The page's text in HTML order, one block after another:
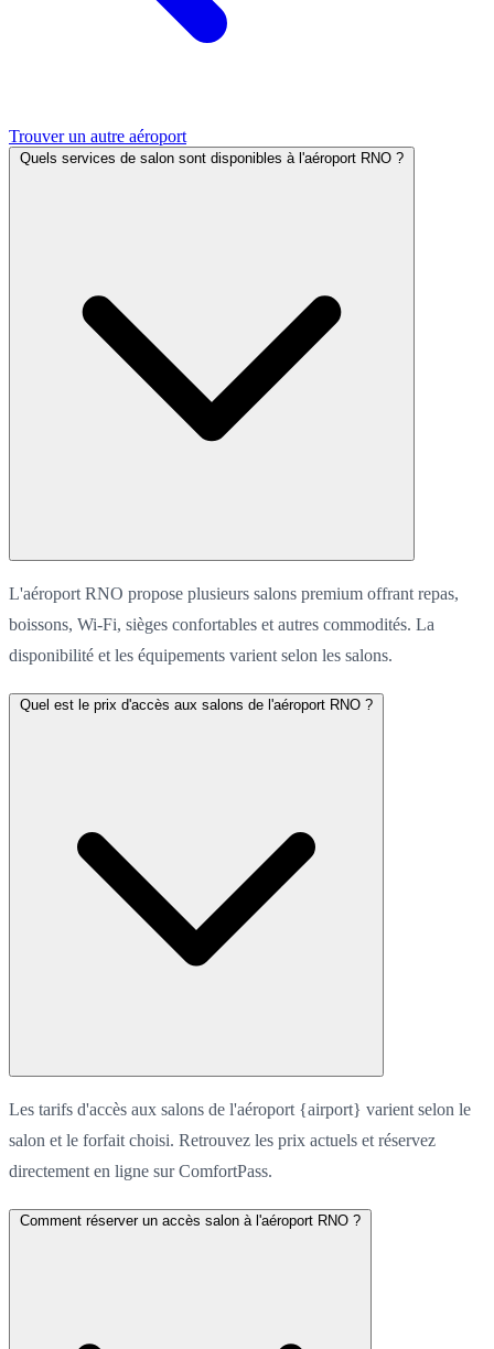
Trouver un autre aéroport
Quels services de salon sont disponibles à l'aéroport RNO ?
L'aéroport RNO propose plusieurs salons premium offrant repas,
boissons, Wi-Fi, sièges confortables et autres commodités. La
disponibilité et les équipements varient selon les salons.
Quel est le prix d'accès aux salons de l'aéroport RNO ?
Les tarifs d'accès aux salons de l'aéroport {airport} varient selon le
salon et le forfait choisi. Retrouvez les prix actuels et réservez
directement en ligne sur ComfortPass.
Comment réserver un accès salon à l'aéroport RNO ?